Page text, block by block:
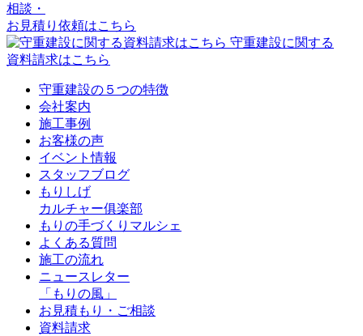
相談・
お見積り依頼はこちら
守重建設に関する
資料請求はこちら
守重建設の５つの特徴
会社案内
施工事例
お客様の声
イベント情報
スタッフブログ
もりしげ
カルチャー俱楽部
もりの手づくりマルシェ
よくある質問
施工の流れ
ニュースレター
「もりの風」
お見積もり・ご相談
資料請求